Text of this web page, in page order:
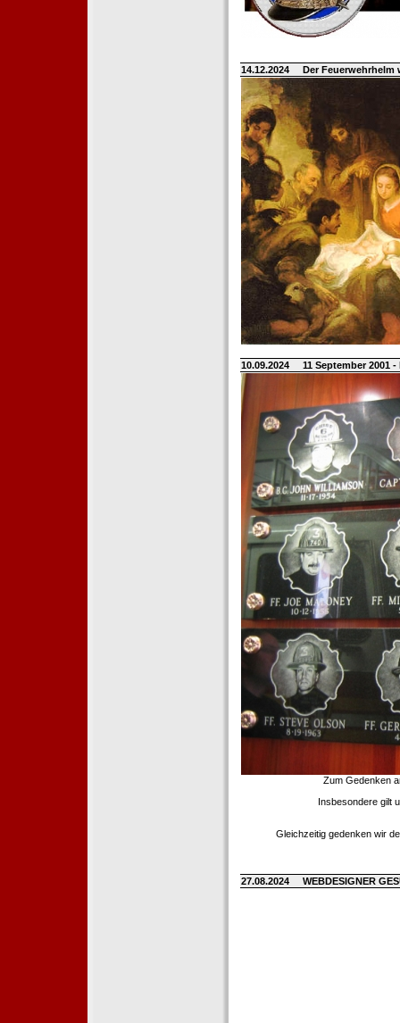
14.12.2024 Der
10.09.2024 11 September 2001
Zum Gedenken
Insbesondere gilt
Gleichzeitig gedenken wir
27.08.2024 WEBDESIGNER